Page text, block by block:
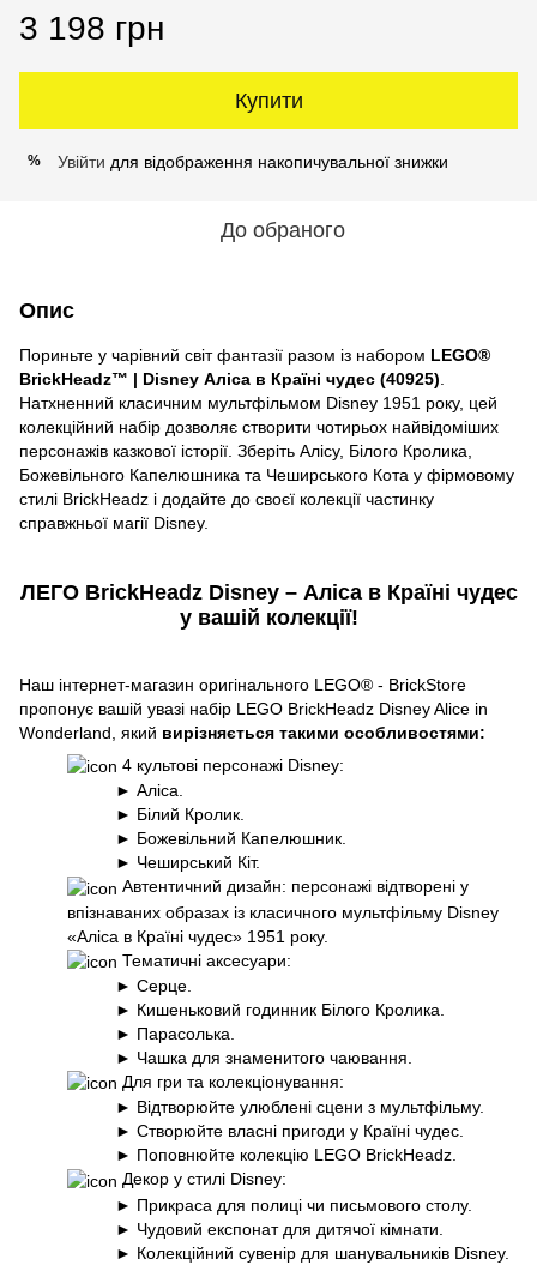
3 198 грн
Купити
% Увійти для відображення накопичувальної знижки
До обраного
Опис
Пориньте у чарівний світ фантазії разом із набором LEGO®
BrickHeadz™ | Disney Аліса в Країні чудес (40925)
Натхненний класичним мультфільмом Disney 1951 року, цей
колекційний набір дозволяє створити чотирьох найвідоміших
персонажів казкової історії. Зберіть Алісу, Білого Кролика,
Божевільного Капелюшника та Чеширського Кота у фірмовому
стилі BrickHeadz і додайте до своєї колекції частинку
справжньої магії Disney.
ЛЕГО BrickHeadz Disney – Аліса в Країні чудес
у вашій колекції!
Наш інтернет-магазин оригінального LEGO® - BrickStore
пропонує вашій увазі набір LEGO BrickHeadz Disney Alice in
Wonderland, який вирізняється такими особливостями:
4 культові персонажі Disney:
► Аліса.
► Білий Кролик.
► Божевільний Капелюшник.
► Чеширський Кіт.
Автентичний дизайн: персонажі відтворені у
впізнаваних образах із класичного мультфільму Disney
«Аліса в Країні чудес» 1951 року.
Тематичні аксесуари:
► Серце.
► Кишеньковий годинник Білого Кролика.
► Парасолька.
► Чашка для знаменитого чаювання.
Для гри та колекціонування:
► Відтворюйте улюблені сцени з мультфільму.
► Створюйте власні пригоди у Країні чудес.
► Поповнюйте колекцію LEGO BrickHeadz.
Декор у стилі Disney:
► Прикраса для полиці чи письмового столу.
► Чудовий експонат для дитячої кімнати.
► Колекційний сувенір для шанувальників Disney.